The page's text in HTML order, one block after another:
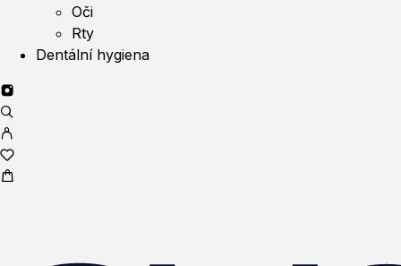
Oči
Rty
Dentální hygiena